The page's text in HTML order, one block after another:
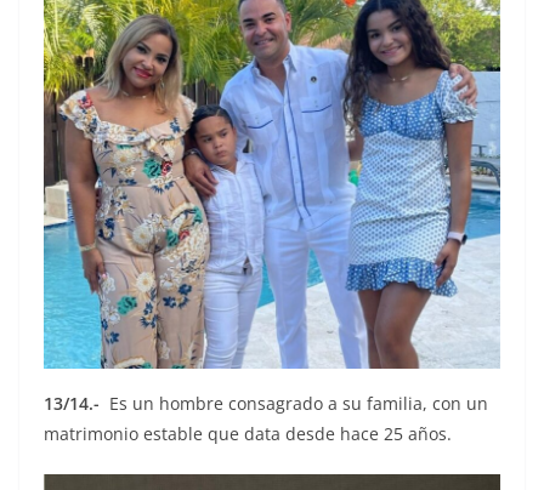
13/14.- Es un hombre consagrado a su familia, con un
matrimonio estable que data desde hace 25 años.